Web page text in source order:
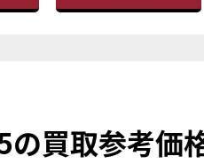
買取参考価